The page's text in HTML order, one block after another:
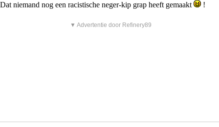
Dat niemand nog een racistische neger-kip grap heeft gemaakt
!
▼ Advertentie door Refinery89